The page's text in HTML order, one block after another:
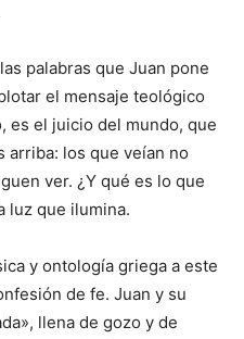
palabras que Juan pone
el mensaje teológico
es el juicio del mundo, que
arriba: los que veían no
ver. ¿Y qué es lo que
luz que ilumina.
y ontología griega a este
de fe. Juan y su
llena de gozo y de